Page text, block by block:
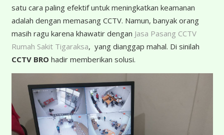
satu cara paling efektif untuk meningkatkan keamanan
adalah dengan memasang CCTV. Namun, banyak orang
masih ragu karena khawatir dengan Jasa Pasang CCTV
Rumah Sakit Tigaraksa, yang dianggap mahal. Di sinilah
CCTV BRO hadir memberikan solusi.